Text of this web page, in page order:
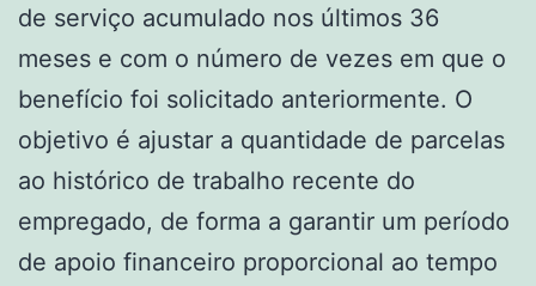
de serviço acumulado nos últimos 36
meses e com o número de vezes em que o
benefício foi solicitado anteriormente. O
objetivo é ajustar a quantidade de parcelas
ao histórico de trabalho recente do
empregado, de forma a garantir um período
de apoio financeiro proporcional ao tempo